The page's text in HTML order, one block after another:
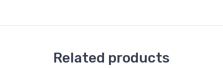
Related products